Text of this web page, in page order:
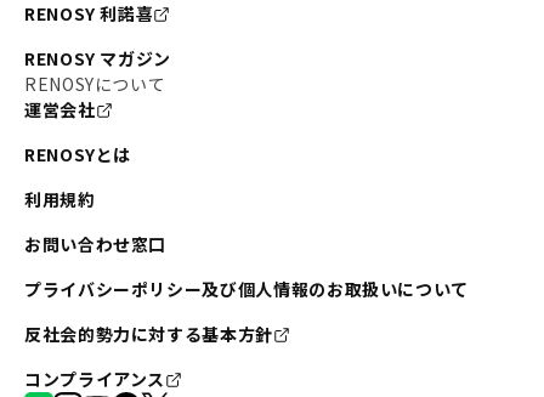
RENOSY 利諾喜
RENOSY マガジン
RENOSYについて
運営会社
RENOSYとは
利用規約
お問い合わせ窓口
プライバシーポリシー及び個人情報のお取扱いについて
反社会的勢力に対する基本方針
コンプライアンス